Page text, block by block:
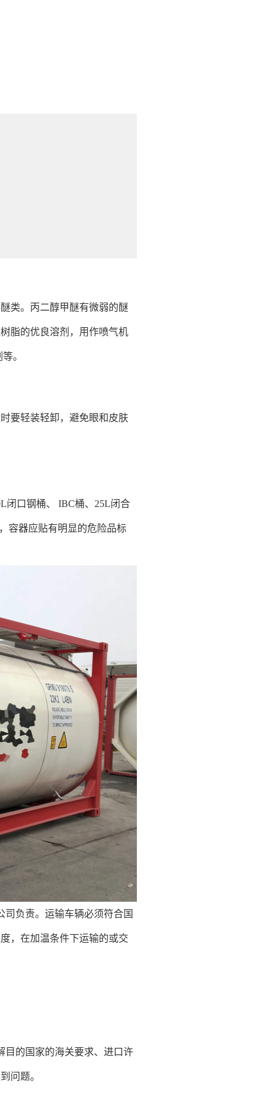
类。丙二醇甲醚有微弱的醚
脂的优良溶剂，用作喷气机
。
要轻装轻卸，避免眼和皮肤
闭口钢桶、 IBC桶、25L闭合
容器应贴有明显的危险品标
负责。运输车辆必须符合国
，在加温条件下运输的或交
目的国家的海关要求、进口许
问题。